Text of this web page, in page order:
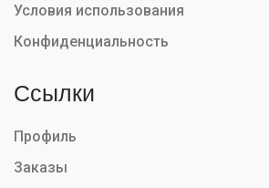
Условия использования
Конфиденциальность
Ссылки
Профиль
Заказы